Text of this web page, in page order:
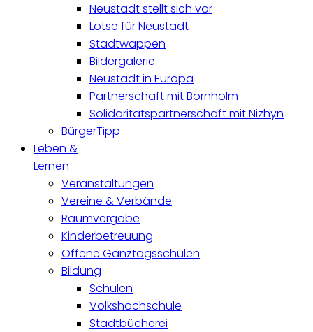
Neustadt stellt sich vor
Lotse für Neustadt
Stadtwappen
Bildergalerie
Neustadt in Europa
Partnerschaft mit Bornholm
Solidaritätspartnerschaft mit Nizhyn
BürgerTipp
Leben &
Lernen
Veranstaltungen
Vereine & Verbände
Raumvergabe
Kinderbetreuung
Offene Ganztagsschulen
Bildung
Schulen
Volkshochschule
Stadtbücherei